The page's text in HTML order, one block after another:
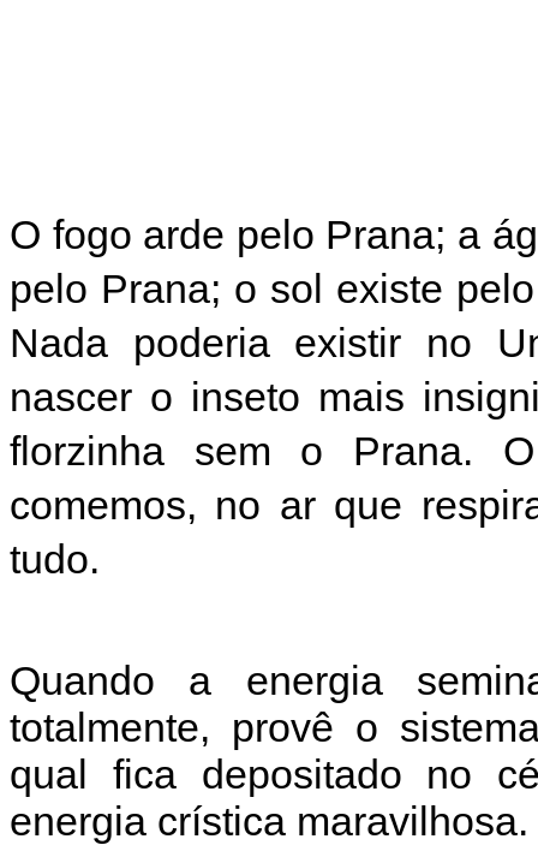
O fogo arde pelo Prana; a
pelo Prana; o sol existe
Nada poderia existir no
nascer o inseto mais
florzinha sem o Prana.
comemos, no ar que
tudo.
Quando a energia
totalmente, provê o
qual fica depositado no
energia crística maravilhosa.